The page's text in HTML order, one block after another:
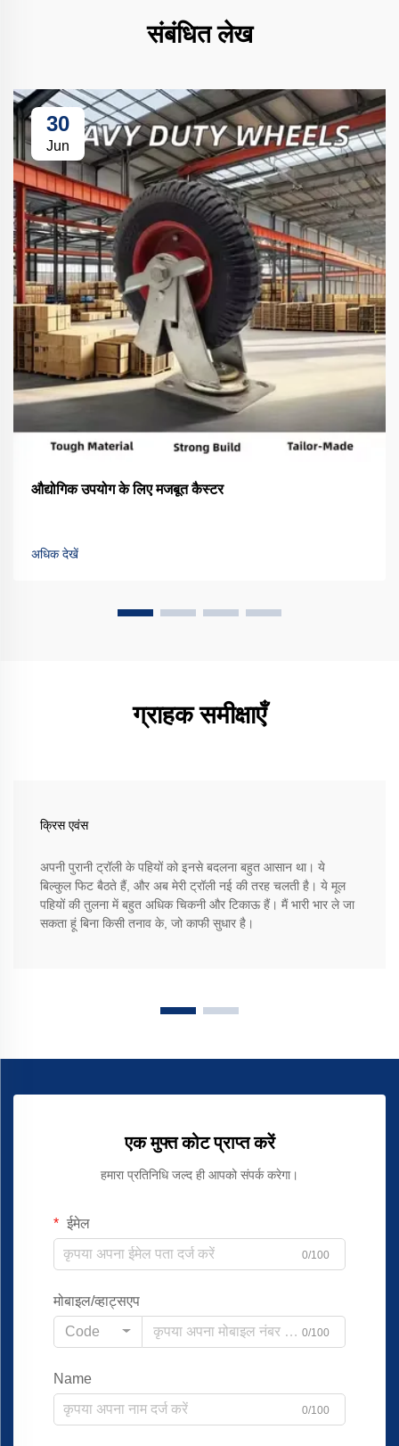
संबंधित लेख
30
Jun
औद्योगिक उपयोग के लिए मजबूत कैस्टर
अधिक देखें
ग्राहक समीक्षाएँ
क्रिस एवंस
अपनी पुरानी ट्रॉली के पहियों को इनसे बदलना बहुत आसान था। ये
बिल्कुल फिट बैठते हैं, और अब मेरी ट्रॉली नई की तरह चलती है। ये मूल
पहियों की तुलना में बहुत अधिक चिकनी और टिकाऊ हैं। मैं भारी भार ले जा
सकता हूं बिना किसी तनाव के, जो काफी सुधार है।
एक मुफ्त कोट प्राप्त करें
हमारा प्रतिनिधि जल्द ही आपको संपर्क करेगा।
ईमेल
0/100
मोबाइल/व्हाट्सएप
Code
0/100
Name
0/100